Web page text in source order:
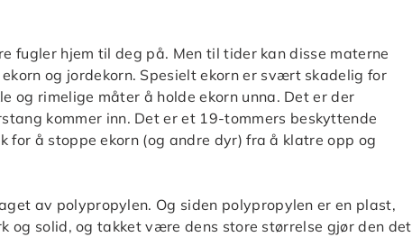
fugler hjem til deg på. Men til tider kan disse materne
og jordekorn. Spesielt ekorn er svært skadelig for
og rimelige måter å holde ekorn unna. Det er der
kommer inn. Det er et 19-tommers beskyttende
for å stoppe ekorn (og andre dyr) fra å klatre opp og
av polypropylen. Og siden polypropylen er en plast,
og solid, og takket være dens store størrelse gjør den det